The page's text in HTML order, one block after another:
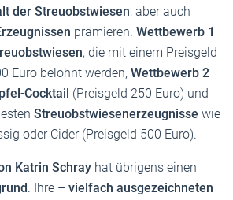
der Streuobstwiesen, aber auch
prämieren. Wettbewerb 1
, die mit einem Preisgeld
Euro belohnt werden, Wettbewerb 2
Cocktail (Preisgeld 250 Euro) und
Streuobstwiesenerzeugnisse wie
oder Cider (Preisgeld 500 Euro).
Katrin Schray hat übrigens einen
. Ihre – vielfach ausgezeichneten